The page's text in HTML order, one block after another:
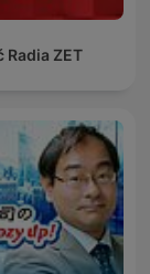
Radia ZET